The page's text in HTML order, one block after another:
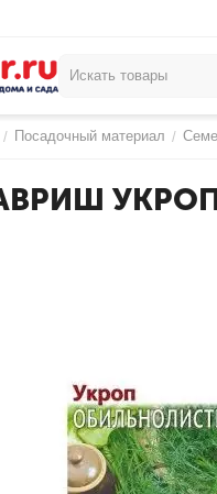
/ Посадочный материал /
УКРОП